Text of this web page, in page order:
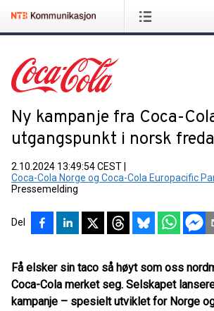
Ny kampanje fra Coca-
utgangspunkt i norsk
2.10.2024 13:49:54 CEST
Coca-Cola Norge og Coca-Cola Europacific
Pressemelding
Del
Få elsker sin taco så høyt som oss
Coca-Cola merket seg. Selskapet
kampanje – spesielt utviklet for Norge